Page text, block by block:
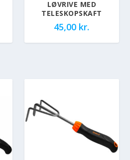
LØVRIVE MED
TELESKOPSKAFT
45,00 kr.